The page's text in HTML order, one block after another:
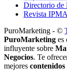
Directorio de
Revista
PuroMarketing - ©
PuroMarketing es
influyente sobre
Negocios. Te
mejores